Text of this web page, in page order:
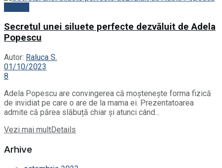
Secretul unei siluete perfecte dezvăluit de Adela
Popescu
Autor: Raluca S.
01/10/2023
8
Adela Popescu are convingerea că moștenește forma fizică
de invidiat pe care o are de la mama ei. Prezentatoarea
admite că părea slăbuță chiar și atunci când...
Vezi mai multDetails
Arhive